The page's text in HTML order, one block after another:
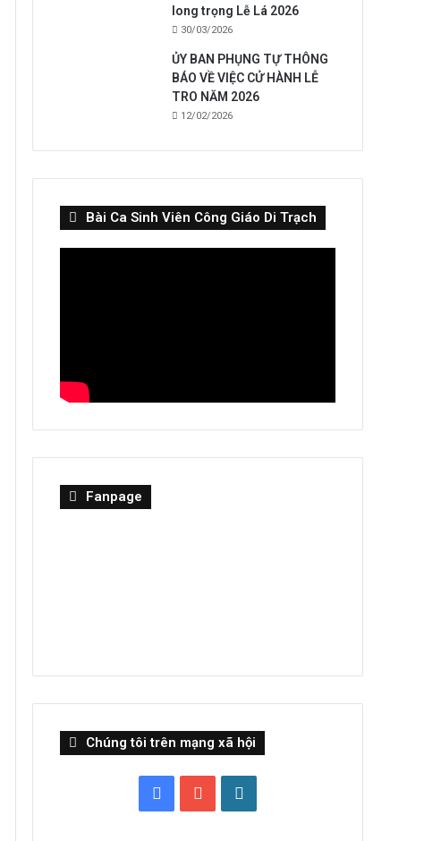
long trọng Lễ Lá 2026
30/03/2026
ỦY BAN PHỤNG TỰ THÔNG
BÁO VỀ VIỆC CỬ HÀNH LỄ
TRO NĂM 2026
12/02/2026
Bài Ca Sinh Viên Công Giáo Di Trạch
Fanpage
Chúng tôi trên mạng xã hội
FacebookYouTube